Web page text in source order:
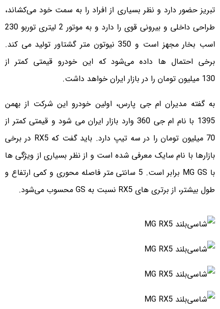
تبریز حضور دارد و نظر بسیاری از افراد را به سمت خود می‌کشاند،
طراحی داخلی و بیرونی قوی را دارد و به موتور 2 لیتری توربو 230
اسب بخار مجهز است و 350 نیوتون متر گشتاور تولید می کند.
برخی احتمال ها داده می‌شود که این خودرو قیمتی کمتر از
130 میلیون تومان را در بازار ایران خواهد داشت.
به گفته مدیران ام جی پارس، اولین خودرو این شرکت از بهمن
1395 با نام ام جی 360 وارد بازار ایران می شود و قیمتی کمتر از
70 میلیون تومان را در سه تیپ دارد. باید گفت که RX5 در برخی
بازارها با نام سایک معرفی شده است و از نظر بسیاری از ویژگی ها
با MG GS برابر است. 5 سانتی متر فاصله محوری و کمی ارتفاع و
طول بیشتر، از برتری های RX5 نسبت به GS محسوب می‌شود.